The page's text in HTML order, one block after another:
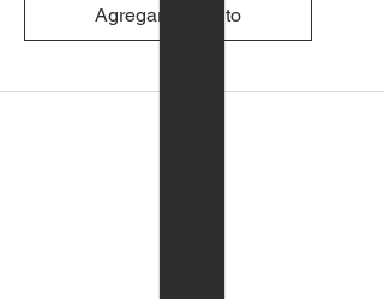
Agregar al carrito